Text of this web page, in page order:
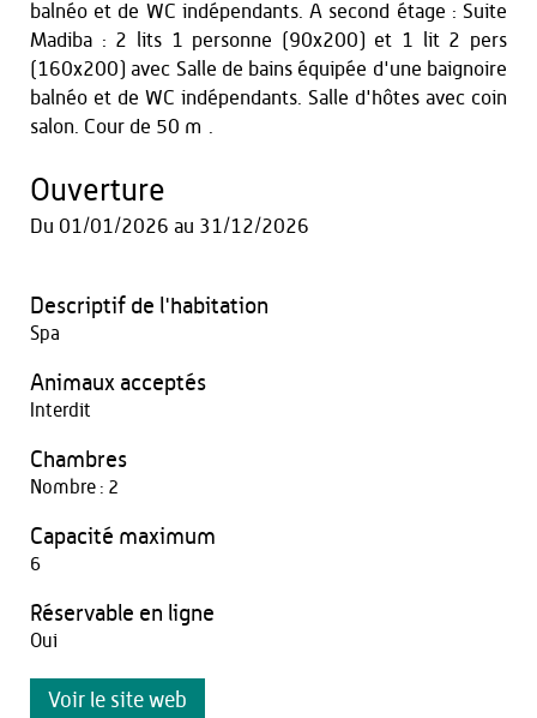
balnéo et de WC indépendants. A second étage : Suite
Madiba : 2 lits 1 personne (90x200) et 1 lit 2 pers
(160x200) avec Salle de bains équipée d'une baignoire
balnéo et de WC indépendants. Salle d'hôtes avec coin
salon. Cour de 50 m².
Ouverture
Du 01/01/2026 au 31/12/2026
Descriptif de l'habitation
Spa
Animaux acceptés
Interdit
Chambres
Nombre : 2
Capacité maximum
6
Réservable en ligne
Oui
Voir le site web